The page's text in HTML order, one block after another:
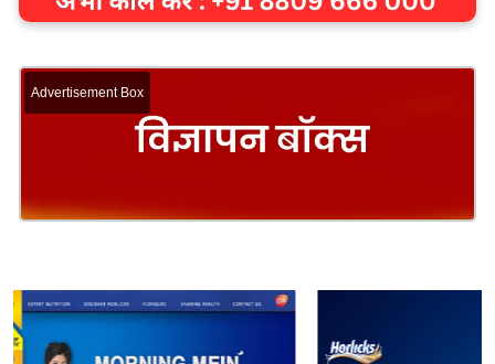
Advertisement Box